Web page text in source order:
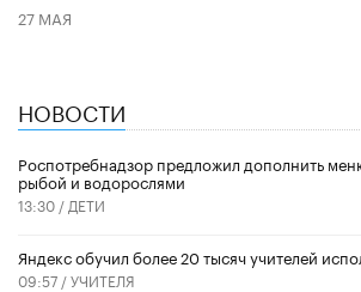
27 МАЯ
НОВОСТИ
Роспотребнадзор предложил дополнить
рыбой и водорослями
13:30 / ДЕТИ
​Яндекс обучил более 20 тысяч учителей
09:57 /УЧИТЕЛЯ